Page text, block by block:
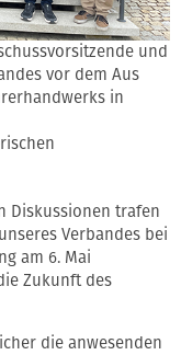
und
vor dem Aus
in
Diskussionen trafen
Verbandes bei
am 6. Mai
Zukunft des
die anwesenden